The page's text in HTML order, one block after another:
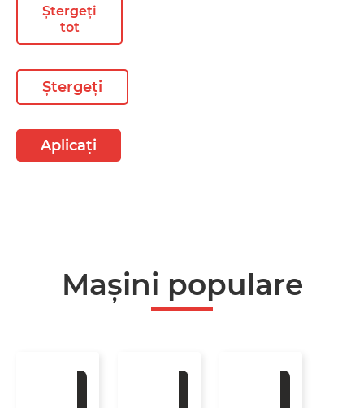
Ștergeți
tot
Ștergeți
Aplicați
Mașini populare